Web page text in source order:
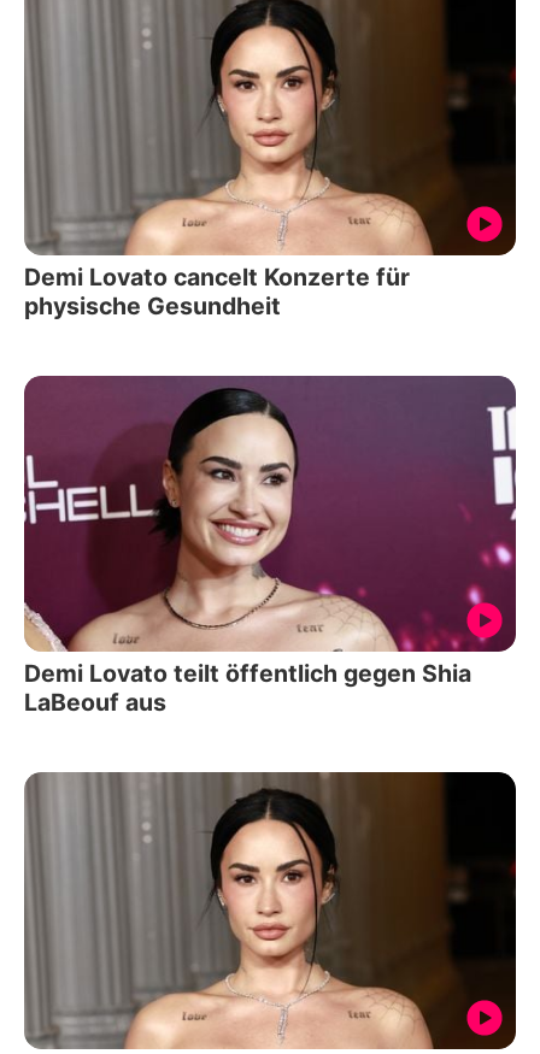
Demi Lovato cancelt Konzerte für
physische Gesundheit
Demi Lovato teilt öffentlich gegen Shia
LaBeouf aus